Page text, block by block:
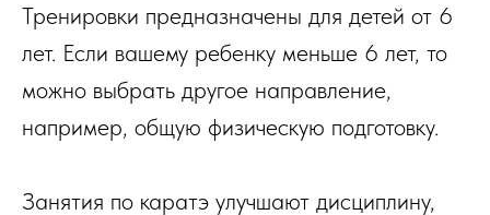
Тренировки предназначены для детей от 6
лет. Если вашему ребенку меньше 6 лет, то
можно выбрать другое направление,
например, общую физическую подготовку.
Занятия по каратэ улучшают дисциплину,